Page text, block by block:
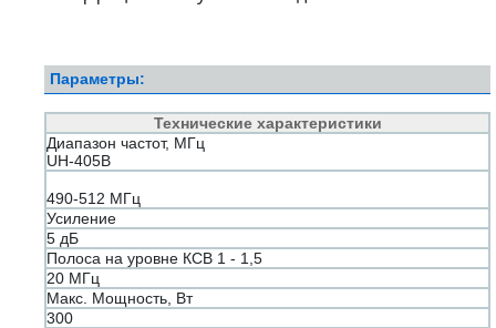
Параметры:
Технические характеристики
Диапазон частот, МГц
UH-405B
490-512 МГц
Усиление
5 дБ
Полоса на уровне КСВ 1 - 1,5
20 МГц
Макс. Мощность, Вт
300